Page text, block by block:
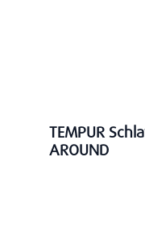
TEMPUR
AROUND